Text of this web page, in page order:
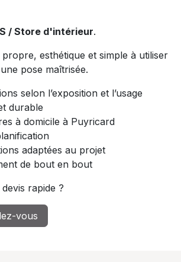
/ Store d'intérieur.
esthétique et simple à utiliser
pose maîtrisée.
selon l’exposition et l’usage
durable
à domicile à Puyricard
adaptées au projet
de bout en bout
rapide ?
vous